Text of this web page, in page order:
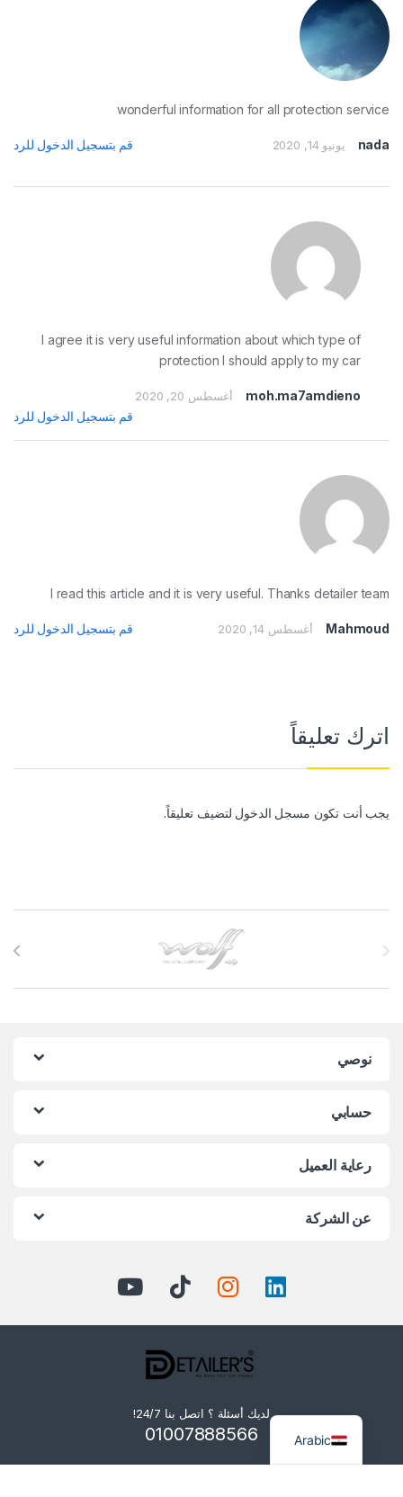
wonderful information for all protection service
nada يونيو 14, 2020 قم بتسجيل الدخول للرد
I agree it is very useful information about which type of
protection I should apply to my car
moh.ma7amdieno أغسطس 20, 2020
قم بتسجيل الدخول للرد
I read this article and it is very useful. Thanks detailer team
Mahmoud أغسطس 14, 2020 قم بتسجيل الدخول للرد
اترك تعليقاً
يجب أنت تكون مسجل الدخول لتضيف تعليقاً.
Brands Carousel
نوصي
حسابي
رعاية العميل
عن الشركة
لديك أسئلة ؟ اتصل بنا 24/7!
01007888566 Arabic